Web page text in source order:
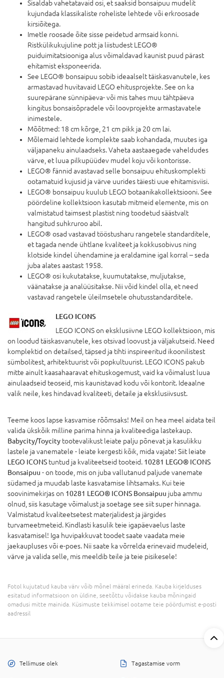
Sisaldab vahetatavaid osi, et saaksid bonsaipuu mudelit
kujundada klassikaliste roheliste lehtede või erkroosade
kirsiõitega.
Imetle roosade õite sisse peidetud armsaid konni.
Ristkülikukujuline pott ja liistudest LEGO®
puiduimitatsiooniga alus võimaldavad kaunist puud pärast
ehitamist eksponeerida.
See LEGO® bonsaipuu sobib ideaalselt täiskasvanutele, kes
armastavad huvitavaid LEGO ehitusprojekte. See on ka
suurepärane sünnipäeva- või mis tahes muu tähtpäeva
kingitus bonsaisõpradele või loovprojekte armastavatele
inimestele.
Mõõtmed: 18 cm kõrge, 21 cm pikk ja 20 cm lai.
Mõlemaid lehtede komplekte saab kohandada, muutes iga
väljapaneku ainulaadseks. Vaheta aastaaegade vaheldudes
värve, et luua pilkupüüdev mudel koju või kontorisse.
LEGO® fännid avastavad selle bonsaipuu ehituskomplekti
ootamatuid kujusid ja värve uurides täiesti uue ehitamisviisi.
LEGO® bonsaipuu kuulub LEGO botaanikakollektsiooni. See
pöördeline kollektsioon kasutab mitmeid elemente, mis on
valmistatud taimsest plastist ning toodetud säästvalt
hangitud suhkruroo abil.
LEGO® osad vastavad tööstusharu rangetele standarditele,
et tagada nende ühtlane kvaliteet ja kokkusobivus ning
klotside kindel ühendamine ja eraldamine igal korral – seda
juba alates aastast 1958.
LEGO® osi kukutatakse, kuumutatakse, muljutakse,
väänatakse ja analüüsitakse. Nii võid kindel olla, et need
vastavad rangetele üleilmsetele ohutusstandarditele.
LEGO ICONS
LEGO ICONS on eksklusiivne LEGO kollektsioon, mis
on loodud täiskasvanutele, kes otsivad loovust ja väljakutseid. Need
komplektid on detailsed, täpsed ja tihti inspireeritud ikoonilistest
sümbolitest, arhitektuurist või popkultuurist. LEGO ICONS pakub
mitte ainult kaasahaaravat ehituskogemust, vaid ka võimalust luua
ainulaadseid teoseid, mis kaunistavad kodu või kontorit. Ideaalne
valik neile, kes hindavad kvaliteeti, detaile ja eksklusiivsust.
Teeme koos lapse kasvamise rõõmsaks! Meil on hea meel aidata teil
valida ükskõik milline parima hinna ja kvaliteediga lastekaup.
Babycity/Toycity tootevalikust leiate palju põnevat ja kasulikku
lastele ja vanematele - leiate kergesti kõik, mida vajate! Siit leiate
LEGO ICONS tuntud ja kvaliteetseid tooteid. 10281 LEGO® ICONS
Bonsaipuu - on toode, mis on juba vallutanud paljude vanemate
südamed ja muudab laste kasvatamise lihtsamaks. Kui teie
soovinimekirjas on 10281 LEGO® ICONS Bonsaipuu juba ammu
olnud, siis kasutage võimalust ja soetage see siit super hinnaga.
Valmistatud kvaliteetsetest materjalidest ja järgides
turvameetmeteid. Kindlasti kasulik teie igapäevaelus laste
kasvatamisel! Iga huvipakkuvat toodet saate vaadata meie
jaekaupluses või e-poes. Nii saate ka võrrelda erinevaid mudeleid,
värve ja valida selle, mis meeldib teile ja teie pisikesele!
Fotol kujutatud kauba värv võib mõnel määral erineda. Kauba kirjelduses
esitatud informatsioon on üldine, seetõttu võidakse kauba mõningaid
omadusi mitte mainida. Küsimuste tekkimisel ootame teie pöördumist e-posti
aadressil
Tellimuse olek Tagastamise vorm